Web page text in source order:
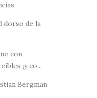
dorso de la
con
¡y co...
Bergman